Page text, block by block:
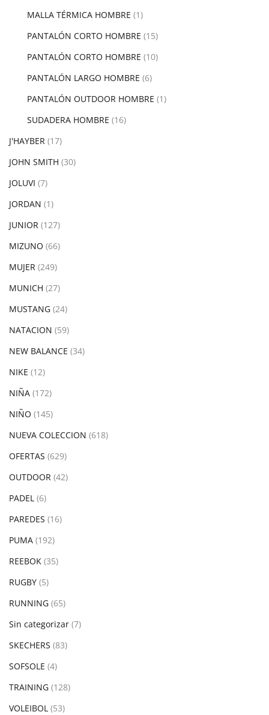
MALLA TÉRMICA HOMBRE (1)
PANTALÓN CORTO HOMBRE (15)
PANTALÓN CORTO HOMBRE (10)
PANTALÓN LARGO HOMBRE (6)
PANTALÓN OUTDOOR HOMBRE (1)
SUDADERA HOMBRE (16)
J'HAYBER (17)
JOHN SMITH (30)
JOLUVI (7)
JORDAN (1)
JUNIOR (127)
MIZUNO (66)
MUJER (249)
MUNICH (27)
MUSTANG (24)
NATACION (59)
NEW BALANCE (34)
NIKE (12)
NIÑA (172)
NIÑO (145)
NUEVA COLECCION (618)
OFERTAS (629)
OUTDOOR (42)
PADEL (6)
PAREDES (16)
PUMA (192)
REEBOK (35)
RUGBY (5)
RUNNING (65)
Sin categorizar (7)
SKECHERS (83)
SOFSOLE (4)
TRAINING (128)
VOLEIBOL (53)